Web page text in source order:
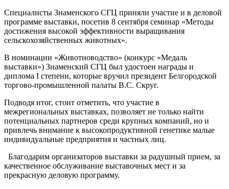
Специалисты Знаменского СГЦ приняли участие и в деловой
программе выставки, посетив 8 сентября семинар «Методы
достижения высокой эффективности выращивания
сельскохозяйственных животных».
В номинации «Животноводство» (конкурс «Медаль
выставки») Знаменский СГЦ был удостоен награды и
диплома I степени, которые вручил президент Белгородской
торгово-промышленной палаты В.С. Скруг.
Подводя итог, стоит отметить, что участие в
межрегиональных выставках, позволяет не только найти
потенциальных партнеров среди крупных компаний, но и
привлечь внимание к высокопродуктивной генетике малые
индивидуальные предприятия и частных лиц.
Благодарим организаторов выставки за радушный прием, за
качественное обслуживание выставочных мест и за
прекрасную деловую программу.